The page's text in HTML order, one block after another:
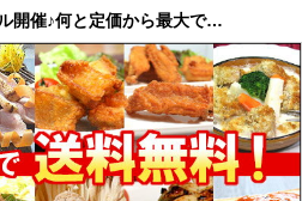
開催♪何と定価から最大で…